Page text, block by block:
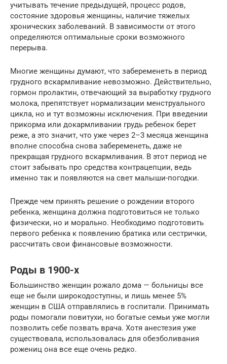
учитывать течение предыдущей, процесс родов,
состояние здоровья женщины, наличие тяжелых
хронических заболеваний. В зависимости от этого
определяются оптимальные сроки возможного
перерыва.
Многие женщины думают, что забеременеть в период
грудного вскармливание невозможно. Действительно,
гормон пролактин, отвечающий за выработку грудного
молока, препятствует нормализации менструального
цикла, но и тут возможны исключения. При введении
прикорма или докармливании грудь ребенок берет
реже, а это значит, что уже через 2–3 месяца женщина
вполне способна снова забеременеть, даже не
прекращая грудного вскармливания. В этот период не
стоит забывать про средства контрацепции, ведь
именно так и появляются на свет малыши-погодки.
Прежде чем принять решение о рождении второго
ребенка, женщина должна подготовиться не только
физически, но и морально. Необходимо подготовить
первого ребенка к появлению братика или сестрички,
рассчитать свои финансовые возможности.
Роды в 1900-х
Большинство женщин рожало дома — больницы все
еще не были широкодоступны, и лишь менее 5%
женщин в США отправлялись в госпитали. Принимать
роды помогали повитухи, но богатые семьи уже могли
позволить себе позвать врача. Хотя анестезия уже
существовала, использовалась для обезболивания
рожениц она все еще очень редко.